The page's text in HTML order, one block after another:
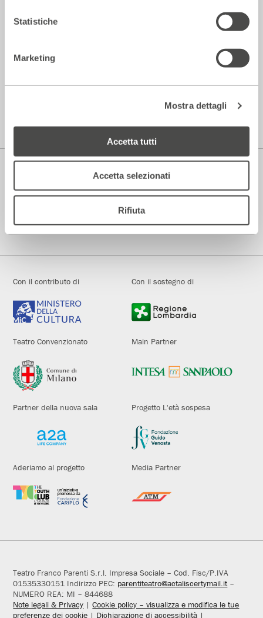
Statistiche
Marketing
Mostra dettagli
Accetta tutti
Accetta selezionati
Rifiuta
Indirizzo
Via Pier Lombardo 14
Teatro di Rilevante Interesse Culturale
Fondato e diretto dal 1972 da Andrée Ruth Shammah
Con il contributo di Con il sostegno di
Teatro Convenzionato Main Partner
Partner della nuova sala Progetto L'età sospesa
Aderiamo al progetto Media Partner
Teatro Franco Parenti S.r.l. Impresa Sociale – Cod. Fisc/P.IVA
01535330151 Indirizzo PEC: parentiteatro@actaliscertymail.it–
NUMERO REA: MI – 844688
Note legali & Privacy |Cookie policy – visualizza e modifica le tue
preferenze dei cookie | Dichiarazione di accessibilità |